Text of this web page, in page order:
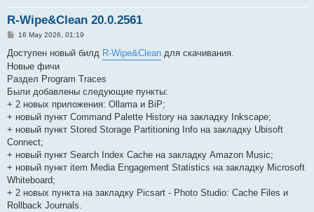
R-Wipe&Clean 20.0.2561
P
s
16 May 2026, 01:19
Доступен новый билд R-Wipe&Clean для скачивания.
Новые фичи
Раздел Program Traces
Были добавлены следующие пункты:
+ 2 новых приложения: Ollama и BiP;
+ новый пункт Command Palette History на закладку Inkscape;
+ новый пункт Stored Storage Partitioning Info на закладку Ubisoft
Connect;
+ новый пункт Search Index Cache на закладку Amazon Music;
+ новый пункт item Media Engagement Statistics на закладку Microsoft
Whiteboard;
+ 2 новых пункта на закладку Picsart - Photo Studio: Cache Files и
Rollback Journals.